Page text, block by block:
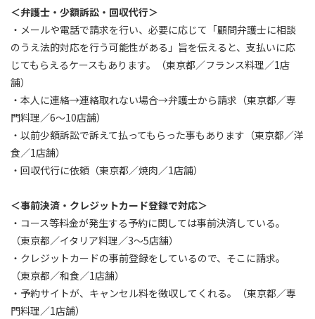
＜弁護士・少額訴訟・回収代行＞
・メールや電話で請求を行い、必要に応じて「顧問弁護士に相談
のうえ法的対応を行う可能性がある」旨を伝えると、支払いに応
じてもらえるケースもあります。（東京都／フランス料理／1店
舗）
・本人に連絡→連絡取れない場合→弁護士から請求（東京都／専
門料理／6～10店舗）
・以前少額訴訟で訴えて払ってもらった事もあります（東京都／洋
食／1店舗）
・回収代行に依頼（東京都／焼肉／1店舗）
＜事前決済・クレジットカード登録で対応＞
・コース等料金が発生する予約に関しては事前決済している。
（東京都／イタリア料理／3～5店舗）
・クレジットカードの事前登録をしているので、そこに請求。
（東京都／和食／1店舗）
・予約サイトが、キャンセル料を徴収してくれる。（東京都／専
門料理／1店舗）